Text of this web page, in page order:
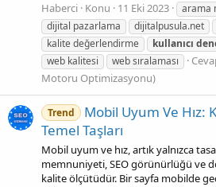
Haberci Konu 11 Eki 2023
arama
dijital pazarlama
dijitalpusula.net
kalite değerlendirme
kullanıcı
web kalitesi
web sıralaması
Motoru Optimizasyonu)
Trend
Mobil Uyum Ve Hız:
Temel Taşları
Mobil uyum ve hız, artık yalnızca
memnuniyeti, SEO görünürlüğü ve
kalite ölçütüdür. Bir sayfa mobilde